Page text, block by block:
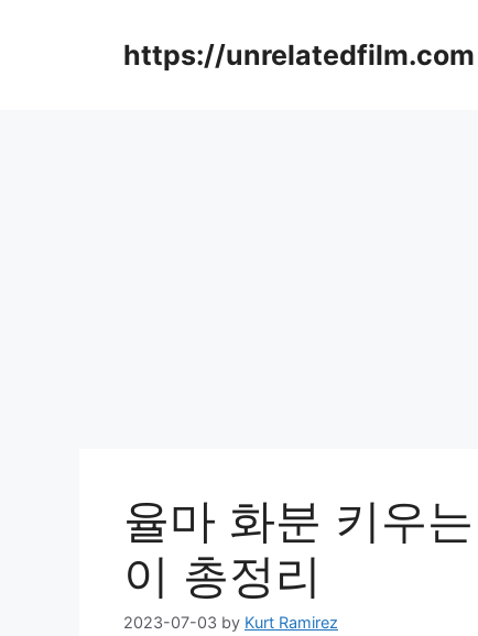
https://unrelatedfilm.com
율마 화분 키우
이 총정리
2023-07-03 by Kurt Ramirez